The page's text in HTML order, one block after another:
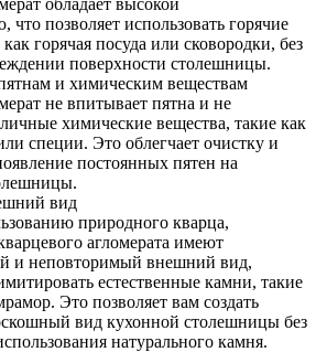
что позволяет использовать горячие
горячая посуда или сковородки, без
поверхности столешницы.
и химическим веществам
не впитывает пятна и не
химические вещества, такие как
специи. Это облегчает очистку и
постоянных пятен на
вид
природного кварца,
агломерата имеют
и неповторимый внешний вид,
естественные камни, такие
Это позволяет вам создать
вид кухонной столешницы без
натурального камня.